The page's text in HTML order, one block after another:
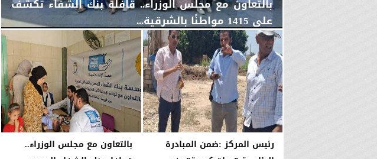
بالتعاون مع مجلس الوزراء.. قافلة بنك الشفاء تكشف
على 1415 مواطنًا بالشرقية...
اليومالخميس، 6 أغسطس 2026 04:59 مـ
رئيس المركز :ضمن المبادرة
بالتعاون مع مجلس الوزراء..